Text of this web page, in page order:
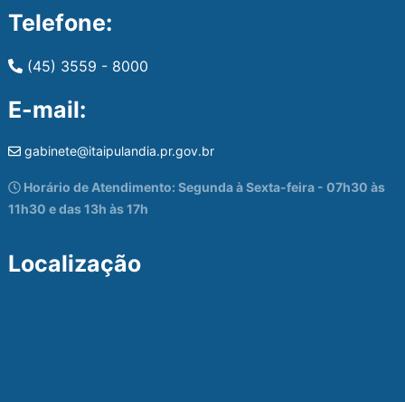
Telefone:
(45) 3559 - 8000
E-mail:
gabinete@itaipulandia.pr.gov.br
Horário de Atendimento: Segunda à Sexta-feira - 07h30 às
11h30 e das 13h às 17h
Localização